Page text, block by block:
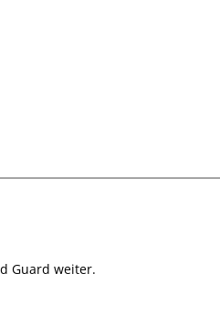
Guard weiter.